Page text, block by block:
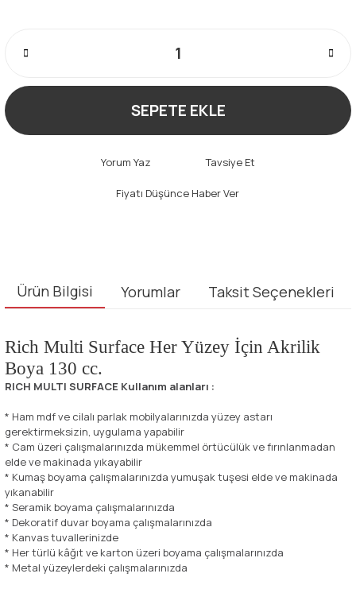
SEPETE EKLE
Yorum Yaz Tavsiye Et
Fiyatı Düşünce Haber Ver
Ürün Bilgisi Yorumlar Taksit Seçenekleri
Rich Multi Surface Her Yüzey İçin Akrilik
Boya 130 cc.
RICH MULTI SURFACE Kullanım alanları :
* Ham mdf ve cilalı parlak mobilyalarınızda yüzey astarı
gerektirmeksizin, uygulama yapabilir
* Cam üzeri çalışmalarınızda mükemmel örtücülük ve fırınlanmadan
elde ve makinada yıkayabilir
* Kumaş boyama çalışmalarınızda yumuşak tuşesi elde ve makinada
yıkanabilir
* Seramik boyama çalışmalarınızda
* Dekoratif duvar boyama çalışmalarınızda
* Kanvas tuvallerinizde
* Her türlü kâğıt ve karton üzeri boyama çalışmalarınızda
* Metal yüzeylerdeki çalışmalarınızda